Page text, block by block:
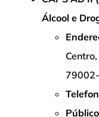
Álcool e